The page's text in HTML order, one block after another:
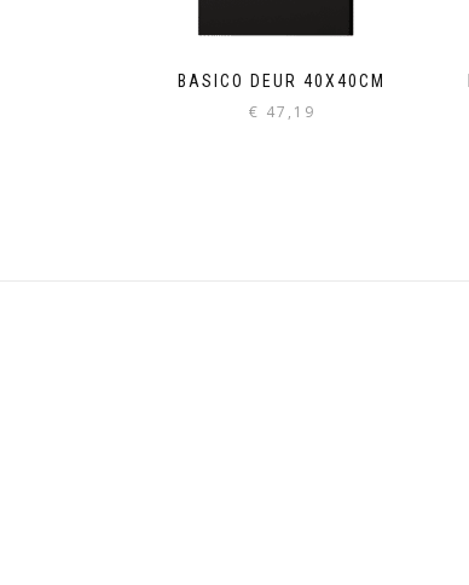
BASICO DEUR 40X40CM
€ 47,19